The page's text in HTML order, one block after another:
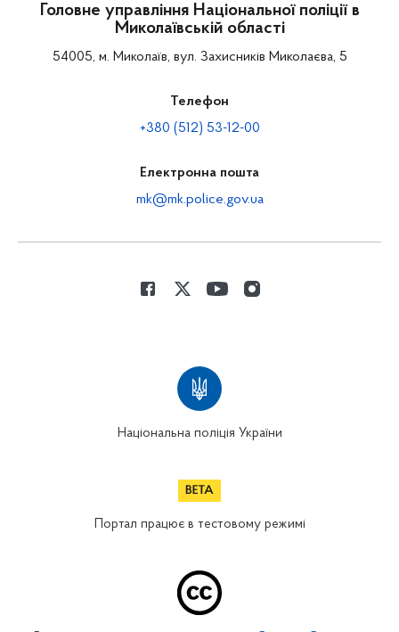
Головне управління Національної поліції в
Миколаївській області
54005, м. Миколаїв, вул. Захисників Миколаєва, 5
Телефон
+380 (512) 53-12-00
Електронна пошта
mk@mk.police.gov.ua
Національна поліція України
Портал працює в тестовому режимі